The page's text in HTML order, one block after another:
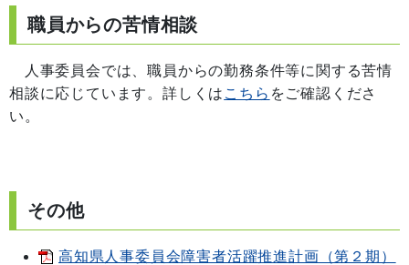
職員からの苦情相談
人事委員会では、職員からの勤務条件等に関する苦情
相談に応じています。詳しくは こちら をご確認くださ
い。
その他
高知県人事委員会障害者活躍推進計画（第２期）